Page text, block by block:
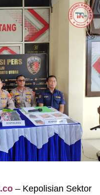
– Kepolisian Sektor